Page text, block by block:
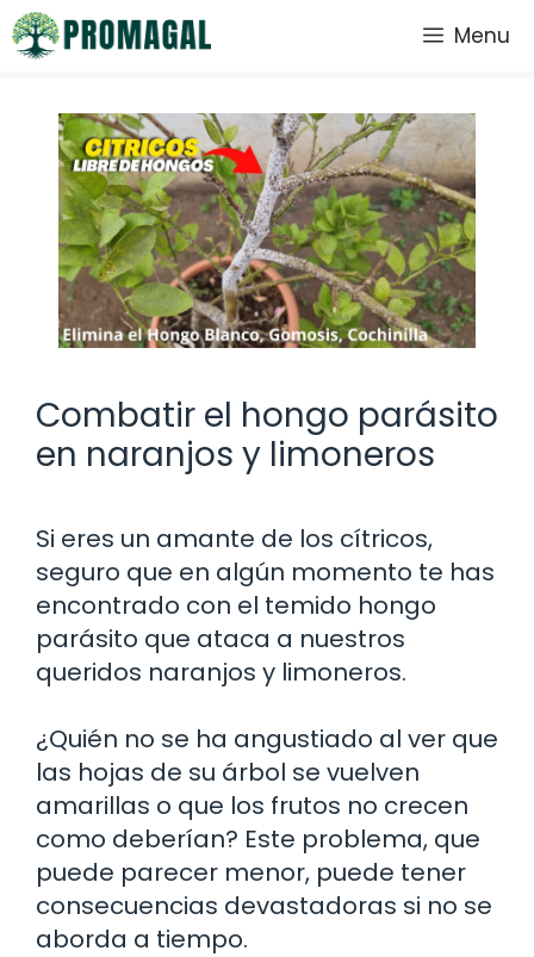
Saltar
al
Menu
Combatir el hongo parásito
en naranjos y limoneros
Si eres un amante de los cítricos,
seguro que en algún momento te has
encontrado con el temido hongo
parásito que ataca a nuestros
queridos naranjos y limoneros.
¿Quién no se ha angustiado al ver que
las hojas de su árbol se vuelven
amarillas o que los frutos no crecen
como deberían? Este problema, que
puede parecer menor, puede tener
consecuencias devastadoras si no se
aborda a tiempo.